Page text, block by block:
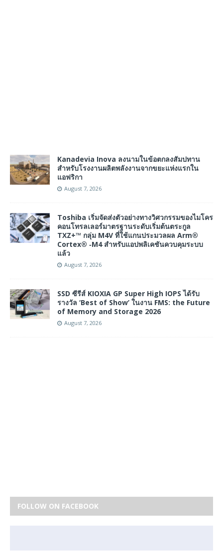
Kanadevia Inova ลงนามในข้อตกลงสัมปทาน
สำหรับโรงงานผลิตพลังงานจากขยะแห่งแรกใน
แอฟริกา
August 7, 2026
Toshiba เริ่มจัดส่งตัวอย่างทางวิศวกรรมของไมโคร
คอนโทรลเลอร์มาตรฐานระดับเริ่มต้นตระกูล
TXZ+™ กลุ่ม M4V ที่ใช้แกนประมวลผล Arm®
Cortex® ‑M4 สำหรับแอปพลิเคชันควบคุมระบบ
แล้ว
August 7, 2026
SSD ซีรีส์ KIOXIA GP Super High IOPS ได้รับ
รางวัล ‘Best of Show’ ในงาน FMS: the Future
of Memory and Storage 2026
August 7, 2026
FOLLOW ON FACEBOOK